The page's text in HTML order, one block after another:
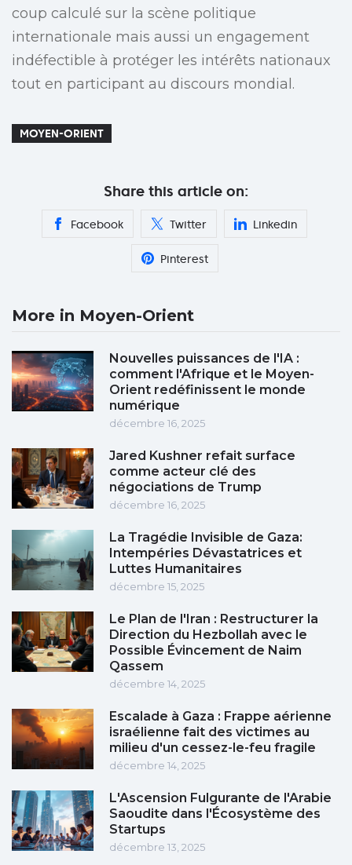
coup calculé sur la scène politique
internationale mais aussi un engagement
indéfectible à protéger les intérêts nationaux
tout en participant au discours mondial.
MOYEN-ORIENT
Share this article on:
Facebook Twitter Linkedin
Pinterest
More in Moyen-Orient
Nouvelles puissances de l'IA :
comment l'Afrique et le Moyen-
Orient redéfinissent le monde
numérique
décembre 16, 2025
Jared Kushner refait surface
comme acteur clé des
négociations de Trump
décembre 16, 2025
La Tragédie Invisible de Gaza:
Intempéries Dévastatrices et
Luttes Humanitaires
décembre 15, 2025
Le Plan de l'Iran : Restructurer la
Direction du Hezbollah avec le
Possible Évincement de Naim
Qassem
décembre 14, 2025
Escalade à Gaza : Frappe aérienne
israélienne fait des victimes au
milieu d'un cessez-le-feu fragile
décembre 14, 2025
L'Ascension Fulgurante de l'Arabie
Saoudite dans l'Écosystème des
Startups
décembre 13, 2025